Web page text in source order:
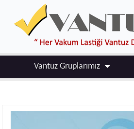
Vantuz Gruplarımız